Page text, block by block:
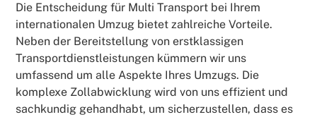
Die Entscheidung für Multi Transport bei Ihrem
internationalen Umzug bietet zahlreiche Vorteile.
Neben der Bereitstellung von erstklassigen
Transportdienstleistungen kümmern wir uns
umfassend um alle Aspekte Ihres Umzugs. Die
komplexe Zollabwicklung wird von uns effizient und
sachkundig gehandhabt, um sicherzustellen, dass es